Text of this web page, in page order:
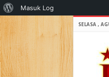
SELASA ,
Tentang
WordPress
Masuk Log